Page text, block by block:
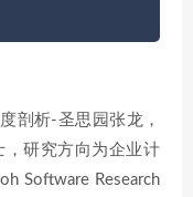
剖析-圣思园张龙，
，研究方向为企业计
Software Research